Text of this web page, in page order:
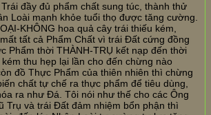
đầy đủ phẩm chất sung túc, thành thử
Loài mạnh khỏe tuổi thọ được tăng cường.
KHÔNG hoa quả cây trái thiếu kém,
tất cả Phẩm Chất vì trái Đất cứng đồng
Phẩm thời THÀNH-TRỤ kết nạp đến thời
kém thu hẹp lại lần cho đến chừng nào
đồ Thực Phẩm của thiên nhiên thì chừng
chất tự chế ra thực phẩm để tiêu dùng,
ra như Đá. Tôi nói như thế cho các Ông
Trụ và trái Đất đảm nhiệm bổn phận thì